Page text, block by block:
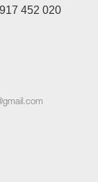
452 020